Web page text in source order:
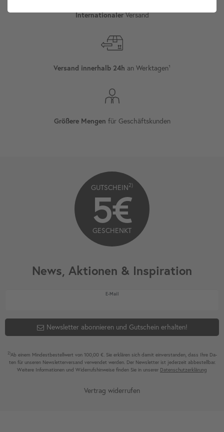
InternationalerVersand
Versand innerhalb 24h an Werktagen¹
Größere Mengen für Geschäftskunden
News, Aktionen & Inspiration
E-MailNewsletter Honig
Newsletter abonnieren und Gutschein erhalten!
2)Ab einem Mindest­bestell­wert von 100,00 €. Sie erklären sich damit ein­ver­standen, dass Ihre Da­
ten für unseren News­letter­versand ver­wen­det werden. Der News­letter ist jeder­zeit ab­bestel­lbar.
Weitere Infor­mationen und Wider­rufshin­weise finden Sie in unserer Daten­schutz­erklärung
GUTSCHEIN2)
5€
GESCHENKT
Vertrag widerrufen